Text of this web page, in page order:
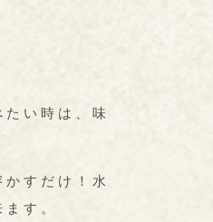
い時は、味
すだけ！水
す。